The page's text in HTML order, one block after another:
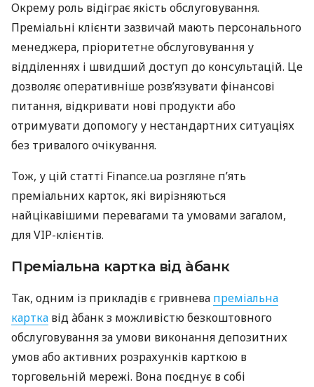
Окрему роль відіграє якість обслуговування.
Преміальні клієнти зазвичай мають персонального
менеджера, пріоритетне обслуговування у
відділеннях і швидший доступ до консультацій. Це
дозволяє оперативніше розв’язувати фінансові
питання, відкривати нові продукти або
отримувати допомогу у нестандартних ситуаціях
без тривалого очікування.
Тож, у цій статті Finance.ua розгляне п’ять
преміальних карток, які вирізняються
найцікавішими перевагами та умовами загалом,
для VIP-клієнтів.
Преміальна картка від àбанк
Так, одним із прикладів є гривнева преміальна
картка від àбанк з можливістю безкоштовного
обслуговування за умови виконання депозитних
умов або активних розрахунків карткою в
торговельній мережі. Вона поєднує в собі